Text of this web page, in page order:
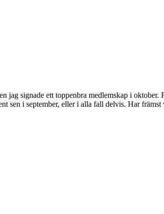
jag signade ett toppenbra medlemskap i
sen i september, eller i alla fall delvis. Har främst